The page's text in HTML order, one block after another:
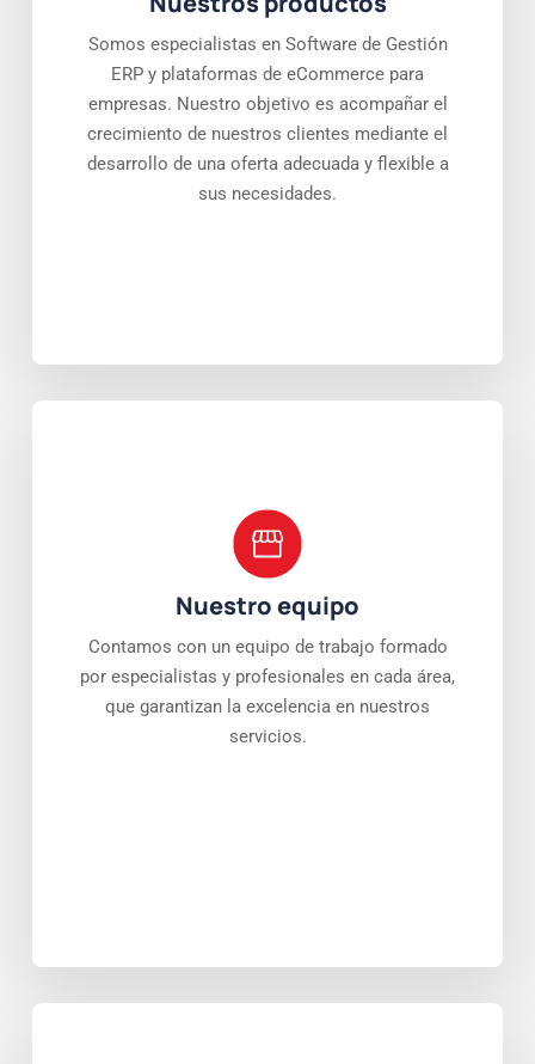
Somos especialistas en Software de Gestión
ERP y plataformas de eCommerce para
empresas. Nuestro objetivo es acompañar el
crecimiento de nuestros clientes mediante el
desarrollo de una oferta adecuada y flexible a
sus necesidades.
Nuestro equipo
Contamos con un equipo de trabajo formado
por especialistas y profesionales en cada área,
que garantizan la excelencia en nuestros
servicios.